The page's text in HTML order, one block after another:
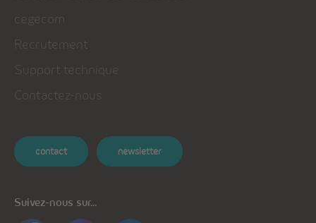
cegecom
Recrutement
Support technique
Contactez-nous
contact newsletter
Suivez-nous sur...